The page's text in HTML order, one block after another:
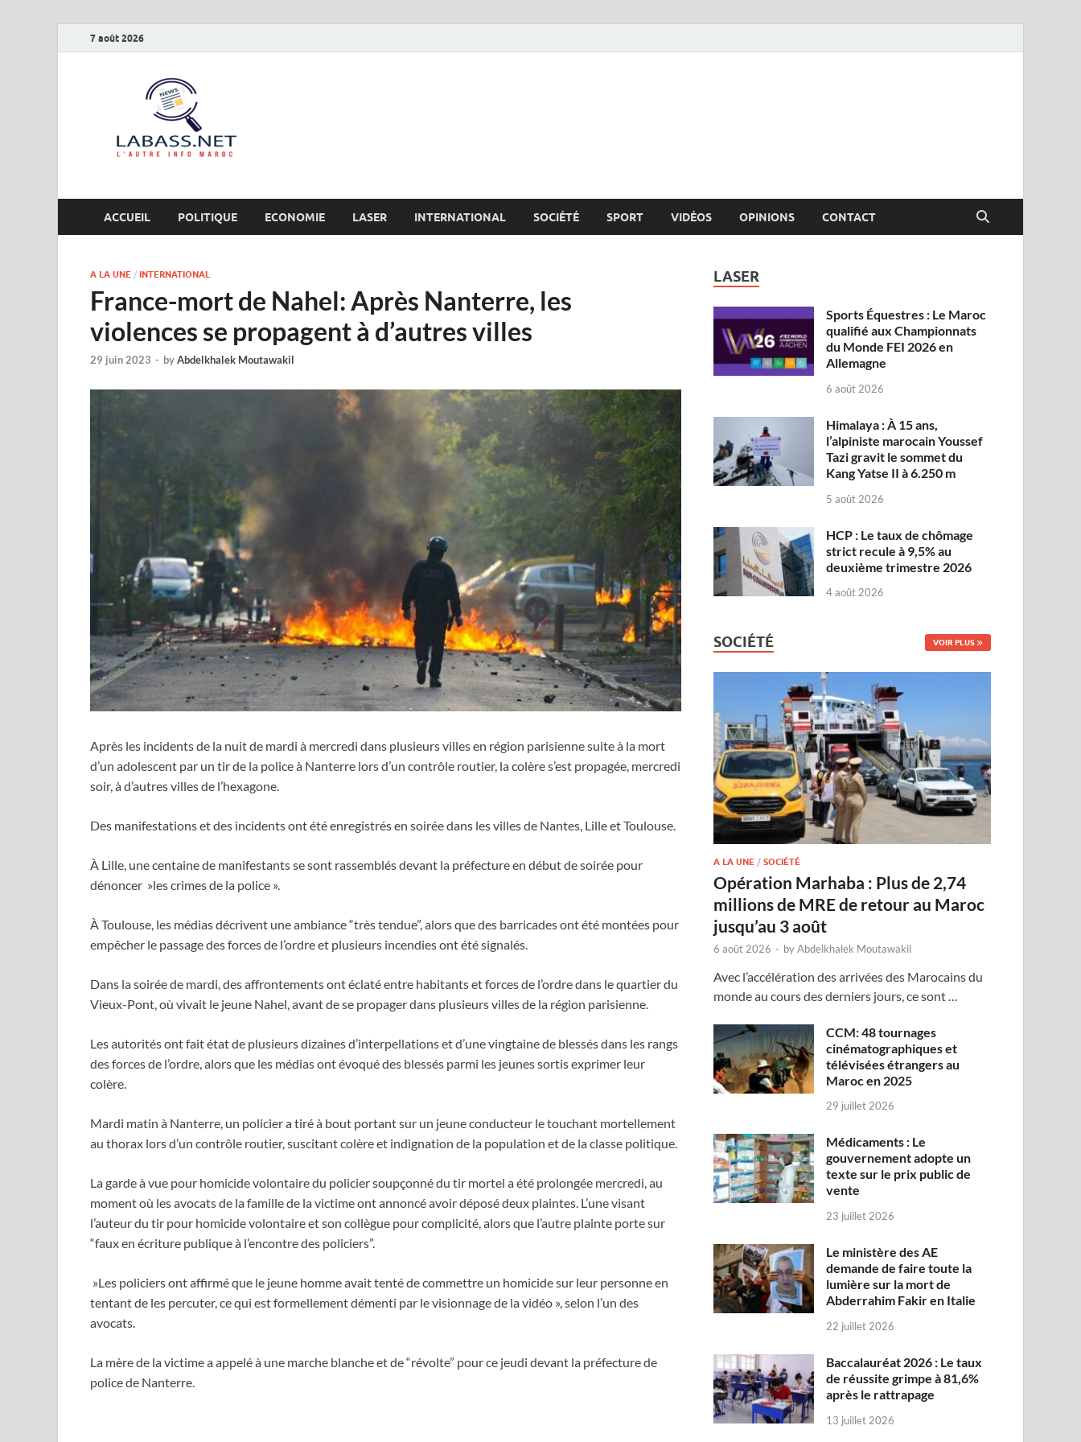
7 août 2026
ACCUEIL POLITIQUE ECONOMIE LASER INTERNATIONAL SOCIÉTÉ SPORT VIDÉOS OPINIONS CONTACT
A LA UNE / INTERNATIONAL
France-mort de Nahel: Après Nanterre, les
violences se propagent à d’autres villes
29 juin 2023 - byAbdelkhalek Moutawakil
Après les incidents de la nuit de mardi à mercredi dans plusieurs villes en région parisienne suite à la mort
d’un adolescent par un tir de la police à Nanterre lors d’un contrôle routier, la colère s’est propagée, mercredi
soir, à d’autres villes de l’hexagone.
Des manifestations et des incidents ont été enregistrés en soirée dans les villes de Nantes, Lille et Toulouse.
À Lille, une centaine de manifestants se sont rassemblés devant la préfecture en début de soirée pour
dénoncer »les crimes de la police ».
À Toulouse, les médias décrivent une ambiance “très tendue”, alors que des barricades ont été montées pour
empêcher le passage des forces de l’ordre et plusieurs incendies ont été signalés.
Dans la soirée de mardi, des affrontements ont éclaté entre habitants et forces de l’ordre dans le quartier du
Vieux-Pont, où vivait le jeune Nahel, avant de se propager dans plusieurs villes de la région parisienne.
Les autorités ont fait état de plusieurs dizaines d’interpellations et d’une vingtaine de blessés dans les rangs
des forces de l’ordre, alors que les médias ont évoqué des blessés parmi les jeunes sortis exprimer leur
colère.
Mardi matin à Nanterre, un policier a tiré à bout portant sur un jeune conducteur le touchant mortellement
au thorax lors d’un contrôle routier, suscitant colère et indignation de la population et de la classe politique.
La garde à vue pour homicide volontaire du policier soupçonné du tir mortel a été prolongée mercredi, au
moment où les avocats de la famille de la victime ont annoncé avoir déposé deux plaintes. L’une visant
l’auteur du tir pour homicide volontaire et son collègue pour complicité, alors que l’autre plainte porte sur
“faux en écriture publique à l’encontre des policiers”.
»Les policiers ont affirmé que le jeune homme avait tenté de commettre un homicide sur leur personne en
tentant de les percuter, ce qui est formellement démenti par le visionnage de la vidéo », selon l’un des
avocats.
La mère de la victime a appelé à une marche blanche et de “révolte” pour ce jeudi devant la préfecture de
police de Nanterre.
LASER
Sports Équestres : Le Maroc
qualifié aux Championnats
du Monde FEI 2026 en
Allemagne
6 août 2026
Himalaya : À 15 ans,
l’alpiniste marocain Youssef
Tazi gravit le sommet du
Kang Yatse II à 6.250 m
5 août 2026
HCP : Le taux de chômage
strict recule à 9,5% au
deuxième trimestre 2026
4 août 2026
SOCIÉTÉ VOIR PLUS
A LA UNE /SOCIÉTÉ
Opération Marhaba : Plus de 2,74
millions de MRE de retour au Maroc
jusqu’au 3 août
6 août 2026 - byAbdelkhalek Moutawakil
Avec l’accélération des arrivées des Marocains du
monde au cours des derniers jours, ce sont …
CCM: 48 tournages
cinématographiques et
télévisées étrangers au
Maroc en 2025
29 juillet 2026
Médicaments : Le
gouvernement adopte un
texte sur le prix public de
vente
23 juillet 2026
Le ministère des AE
demande de faire toute la
lumière sur la mort de
Abderrahim Fakir en Italie
22 juillet 2026
Baccalauréat 2026 : Le taux
de réussite grimpe à 81,6%
après le rattrapage
13 juillet 2026